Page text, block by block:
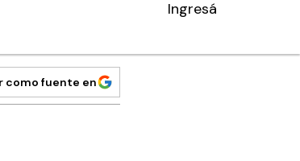
Ingresá
como fuente en